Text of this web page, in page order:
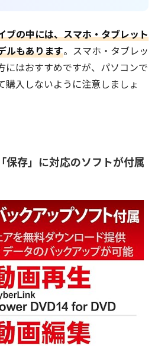
ブの中には、スマホ・タブレット
ルもあります。スマホ・タブレッ
にはおすすめですが、パソコンで
購入しないように注意しましょ
保存」に対応のソフトが付属